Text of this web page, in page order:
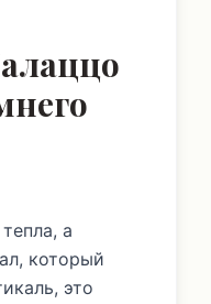
а
который
это